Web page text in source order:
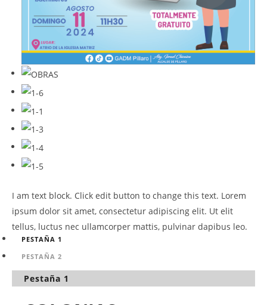
I am text block. Click edit button to change this text. Lorem
ipsum dolor sit amet, consectetur adipiscing elit. Ut elit
tellus, luctus nec ullamcorper mattis, pulvinar dapibus leo.
PESTAÑA 1
PESTAÑA 2
Pestaña 1